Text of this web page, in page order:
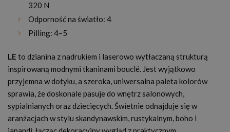
320 N
Odporność na światło: 4
Pilling: 4–5
LE to dzianina z nadrukiem i laserowo wytłaczaną strukturą
inspirowaną modnymi tkaninami bouclé. Jest wyjątkowo
przyjemna w dotyku, a szeroka, uniwersalna paleta kolorów
sprawia, że doskonale pasuje do wnętrz salonowych,
sypialnianych oraz dziecięcych. Świetnie odnajduje się w
aranżacjach w stylu skandynawskim, rustykalnym, boho i